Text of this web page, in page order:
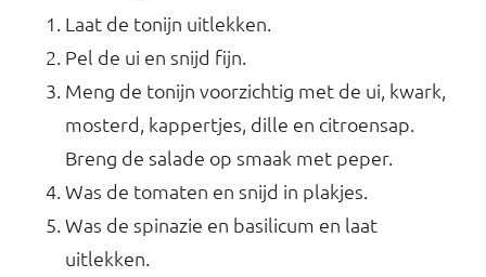
Laat de tonijn uitlekken.
Pel de ui en snijd fijn.
Meng de tonijn voorzichtig met de ui, kwark,
mosterd, kappertjes, dille en citroensap.
Breng de salade op smaak met peper.
Was de tomaten en snijd in plakjes.
Was de spinazie en basilicum en laat
uitlekken.